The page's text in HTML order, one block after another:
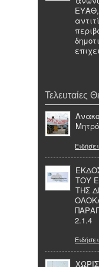
ΕΥΑΘ,
Τελευταίες
ΤΟΥ
ΤΗΣ
2.1.4